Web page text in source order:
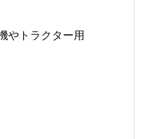
やトラクター用